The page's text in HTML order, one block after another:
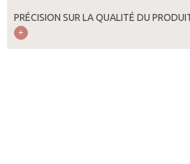
PRÉCISION SUR LA QUALITÉ DU